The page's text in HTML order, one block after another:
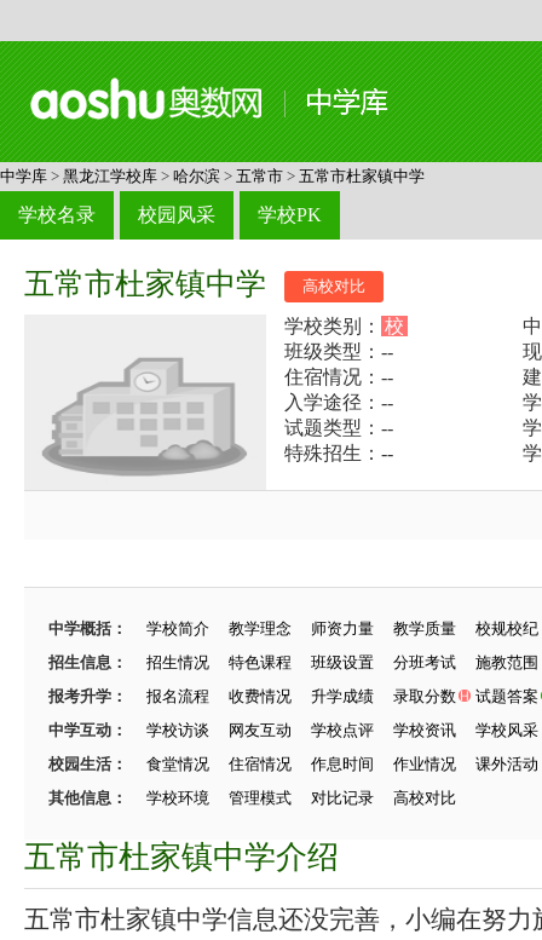
中学库 > 黑龙江学校库 > 哈尔滨 > 五常市 > 五常市杜家镇中学
学校名录 校园风采 学校PK
五常市杜家镇中学 高校对比
学校类别： 校
班级类型：--
住宿情况：--
入学途径：--
试题类型：--
特殊招生：--
中学概括： 学校简介 教学理念 师资力量 教学质量
校规校纪
招生信息：
招生情况 特色课程 班级设置 分班考试
施教范围
报考升学：
报名流程 收费情况 升学成绩 录取分数
试题答案
中学互动：
学校访谈 网友互动 学校点评 学校资讯
学校风采
校园生活：
食堂情况 住宿情况 作息时间 作业情况
课外活动
其他信息：
学校环境 管理模式 对比记录 高校对比
五常市杜家镇中学介绍
五常市杜家镇中学信息还没完善，小编在努力